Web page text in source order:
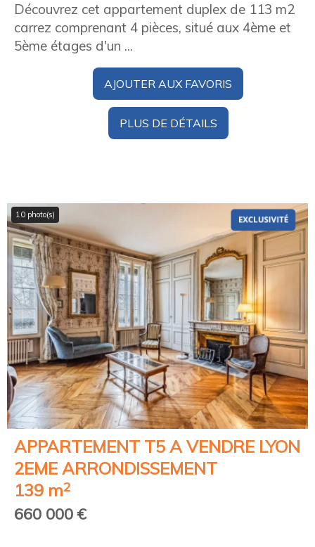
Découvrez cet appartement duplex de 113 m2
carrez comprenant 4 pièces, situé aux 4ème et
5ème étages d'un ...
AJOUTER AUX FAVORIS
PLUS DE DÉTAILS
10 photo(s)
APPARTEMENT T5 A VENDRE LYON
2EME ARRONDISSEMENT
139 m2
660 000 €